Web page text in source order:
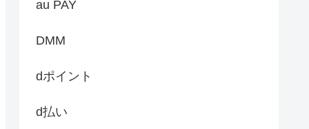
au PAY
DMM
dポイント
d払い